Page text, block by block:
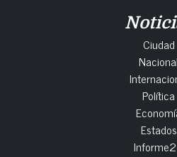
Ciudad
Nacional
Política
Estados